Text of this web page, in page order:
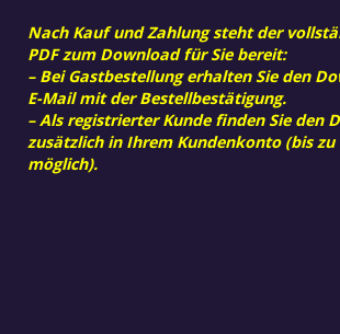
Nach Kauf und Zahlung steht der
PDF zum Download für Sie bereit:
– Bei Gastbestellung erhalten Sie den
E-Mail mit der Bestellbestätigung.
– Als registrierter Kunde finden Sie den
zusätzlich in Ihrem Kundenkonto (bis zu
möglich).